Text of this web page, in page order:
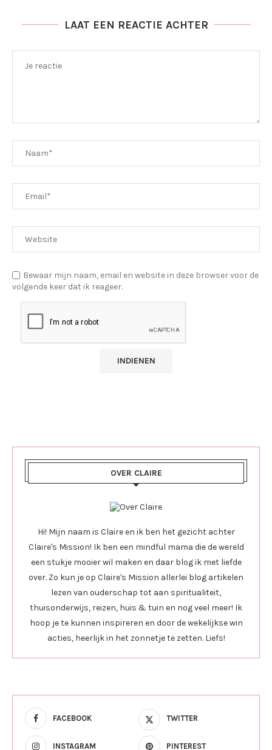
LAAT EEN REACTIE ACHTER
Bewaar mijn naam, email en website in deze browser voor de
volgende keer dat ik reageer.
OVER CLAIRE
Hi! Mijn naam is Claire en ik ben het gezicht achter
Claire's Mission! Ik ben een mindful mama die de wereld
een stukje mooier wil maken en daar blog ik met liefde
over. Zo kun je op Claire's Mission allerlei blog artikelen
lezen van ouderschap tot aan spiritualiteit,
thuisonderwijs, reizen, huis & tuin en nog veel meer! Ik
hoop je te kunnen inspireren en door de wekelijkse win
acties, heerlijk in het zonnetje te zetten. Liefs!
FACEBOOK TWITTER
INSTAGRAM PINTEREST